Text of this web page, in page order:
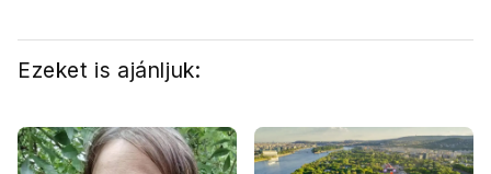
Ezeket is ajánljuk: